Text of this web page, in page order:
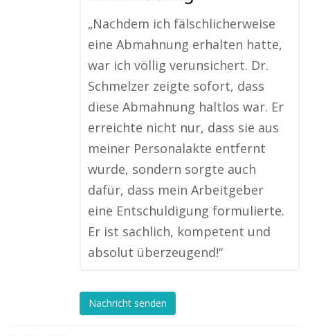
„Nachdem ich fälschlicherweise
eine Abmahnung erhalten hatte,
war ich völlig verunsichert. Dr.
Schmelzer zeigte sofort, dass
diese Abmahnung haltlos war. Er
erreichte nicht nur, dass sie aus
meiner Personalakte entfernt
wurde, sondern sorgte auch
dafür, dass mein Arbeitgeber
eine Entschuldigung formulierte.
Er ist sachlich, kompetent und
absolut überzeugend!“
Nachricht senden